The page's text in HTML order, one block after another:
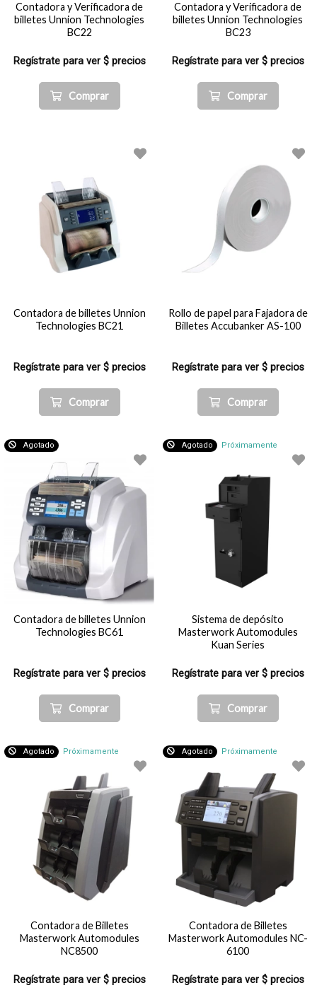
Contadora y Verificadora de
billetes Unnion Technologies
BC22
Regístrate para ver $ precios
Comprar
Contadora y Verificadora de
billetes Unnion Technologies
BC23
Regístrate para ver $ precios
Comprar
Contadora de billetes Unnion
Technologies BC21
Regístrate para ver $ precios
Comprar
Rollo de papel para Fajadora de
Billetes Accubanker AS-100
Regístrate para ver $ precios
Comprar
Agotado
Contadora de billetes Unnion
Technologies BC61
Regístrate para ver $ precios
Comprar
Agotado Próximamente
Sistema de depósito
Masterwork Automodules
Kuan Series
Regístrate para ver $ precios
Comprar
Agotado Próximamente
Contadora de Billetes
Masterwork Automodules
NC8500
Regístrate para ver $ precios
Agotado Próximamente
Contadora de Billetes
Masterwork Automodules NC-
6100
Regístrate para ver $ precios